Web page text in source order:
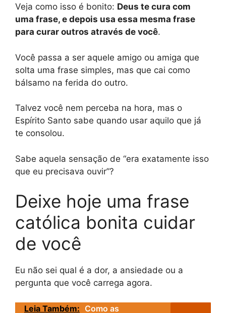
Veja como isso é bonito: Deus te cura com
uma frase, e depois usa essa mesma frase
para curar outros através de você.
Você passa a ser aquele amigo ou amiga que
solta uma frase simples, mas que cai como
bálsamo na ferida do outro.
Talvez você nem perceba na hora, mas o
Espírito Santo sabe quando usar aquilo que já
te consolou.
Sabe aquela sensação de “era exatamente isso
que eu precisava ouvir”?
Deixe hoje uma frase
católica bonita cuidar
de você
Eu não sei qual é a dor, a ansiedade ou a
pergunta que você carrega agora.
Leia Também: Como as